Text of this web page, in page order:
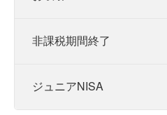
非課税期間終了
ジュニアNISA